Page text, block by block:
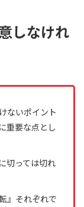
しなけれ
ないポイント
重要な点とし
切っては切れ
』それぞれで